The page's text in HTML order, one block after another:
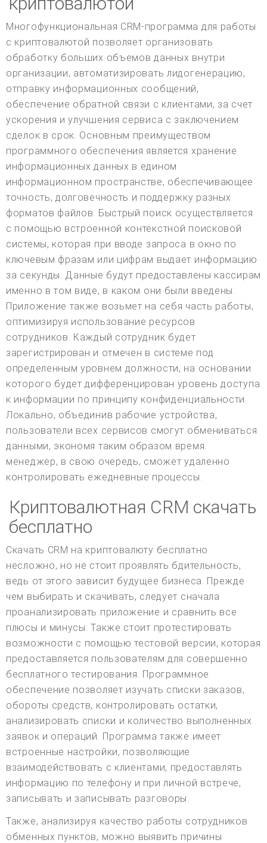
Многофункциональная CRM-программа для работы
с криптовалютой позволяет организовать
обработку больших объемов данных внутри
организации, автоматизировать лидогенерацию,
отправку информационных сообщений,
обеспечение обратной связи с клиентами, за счет
ускорения и улучшения сервиса с заключением
сделок в срок. Основным преимуществом
программного обеспечения является хранение
информационных данных в едином
информационном пространстве, обеспечивающее
точность, долговечность и поддержку разных
форматов файлов. Быстрый поиск осуществляется
с помощью встроенной контекстной поисковой
системы, которая при вводе запроса в окно по
ключевым фразам или цифрам выдает информацию
за секунды. Данные будут предоставлены кассирам
именно в том виде, в каком они были введены.
Приложение также возьмет на себя часть работы,
оптимизируя использование ресурсов
сотрудников. Каждый сотрудник будет
зарегистрирован и отмечен в системе под
определенным уровнем должности, на основании
которого будет дифференцирован уровень доступа
к информации по принципу конфиденциальности.
Локально, объединив рабочие устройства,
пользователи всех сервисов смогут обмениваться
данными, экономя таким образом время.
менеджер, в свою очередь, сможет удаленно
контролировать ежедневные процессы.
Криптовалютная CRM скачать
бесплатно
Скачать CRM на криптовалюту бесплатно
несложно, но не стоит проявлять бдительность,
ведь от этого зависит будущее бизнеса. Прежде
чем выбирать и скачивать, следует сначала
проанализировать приложение и сравнить все
плюсы и минусы. Также стоит протестировать
возможности с помощью тестовой версии, которая
предоставляется пользователям для совершенно
бесплатного тестирования. Программное
обеспечение позволяет изучать списки заказов,
обороты средств, контролировать остатки,
анализировать списки и количество выполненных
заявок и операций. Программа также имеет
встроенные настройки, позволяющие
взаимодействовать с клиентами, предоставлять
информацию по телефону и при личной встрече,
записывать и записывать разговоры.
Также, анализируя качество работы сотрудников
обменных пунктов, можно выявить причины